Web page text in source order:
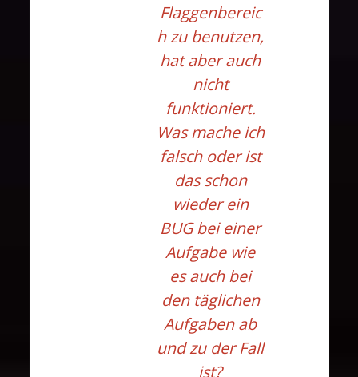
Flaggenbereic
h zu benutzen,
hat aber auch
nicht
funktioniert.
Was mache ich
falsch oder ist
das schon
wieder ein
BUG bei einer
Aufgabe wie
es auch bei
den täglichen
Aufgaben ab
und zu der Fall
ist?